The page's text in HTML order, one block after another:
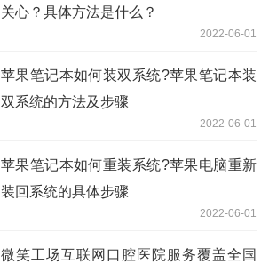
关心？具体方法是什么？
2022-06-01
苹果笔记本如何装双系统?苹果笔记本装
双系统的方法及步骤
2022-06-01
苹果笔记本如何重装系统?苹果电脑重新
装回系统的具体步骤
2022-06-01
微笑工场互联网口腔医院服务覆盖全国